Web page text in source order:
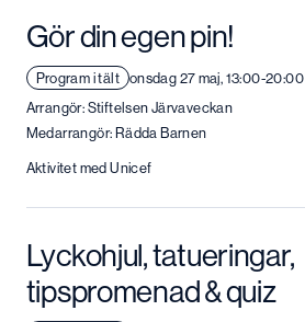
Gör din egen pin!
Program i tält onsdag 27 maj, 13:00-20:00
Arrangör: Stiftelsen Järvaveckan
Medarrangör: Rädda Barnen
Aktivitet med Unicef
Lyckohjul, tatueringar,
tipspromenad & quiz